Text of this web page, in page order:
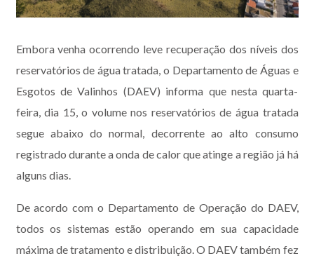
Embora venha ocorrendo leve recuperação dos níveis dos
reservatórios de água tratada, o Departamento de Águas e
Esgotos de Valinhos (DAEV) informa que nesta quarta-
feira, dia 15, o volume nos reservatórios de água tratada
segue abaixo do normal, decorrente ao alto consumo
registrado durante a onda de calor que atinge a região já há
alguns dias.
De acordo com o Departamento de Operação do DAEV,
todos os sistemas estão operando em sua capacidade
máxima de tratamento e distribuição. O DAEV também fez